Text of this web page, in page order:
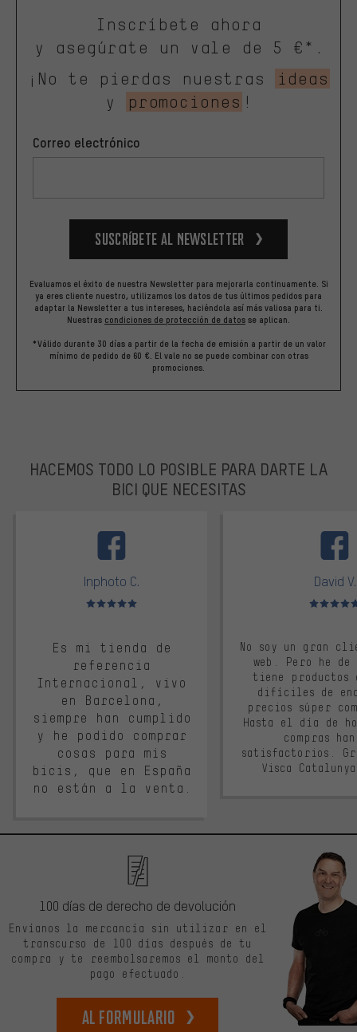
Inscríbete ahora
y asegúrate un vale de 5 €*.
¡No te pierdas nuestras
ideas
y
promociones !
Correo electrónico
Suscríbete al newsletter
Evaluamos el éxito de nuestra Newsletter para mejorarla continuamente. Si
ya eres cliente nuestro, utilizamos los datos de tus últimos pedidos para
adaptar la Newsletter a tus intereses, haciéndola así más valiosa para ti.
Nuestras condiciones de protección de datos se aplican.
*Válido durante 30 días a partir de la fecha de emisión a partir de un valor
mínimo de pedido de 60 €. El vale no se puede combinar con otras
promociones.
HACEMOS TODO LO POSIBLE PARA DARTE LA
BICI QUE NECESITAS
Inphoto C.
Valoración media: 5 de 5
Es mi tienda de
referencia
Internacional, vivo
en Barcelona,
siempre han cumplido
y he podido comprar
cosas para mis
bicis, que en España
no están a la venta.
David V.
Valoración
No soy un gran
web. Pero he
tiene productos
difíciles de
precios súper
Hasta el día de
compras
satisfactorios.
Visca
100 días de derecho de devolución
Envíanos la mercancía sin utilizar en el
transcurso de 100 días después de tu
compra y te reembolsaremos el monto del
pago efectuado.
Al formulario